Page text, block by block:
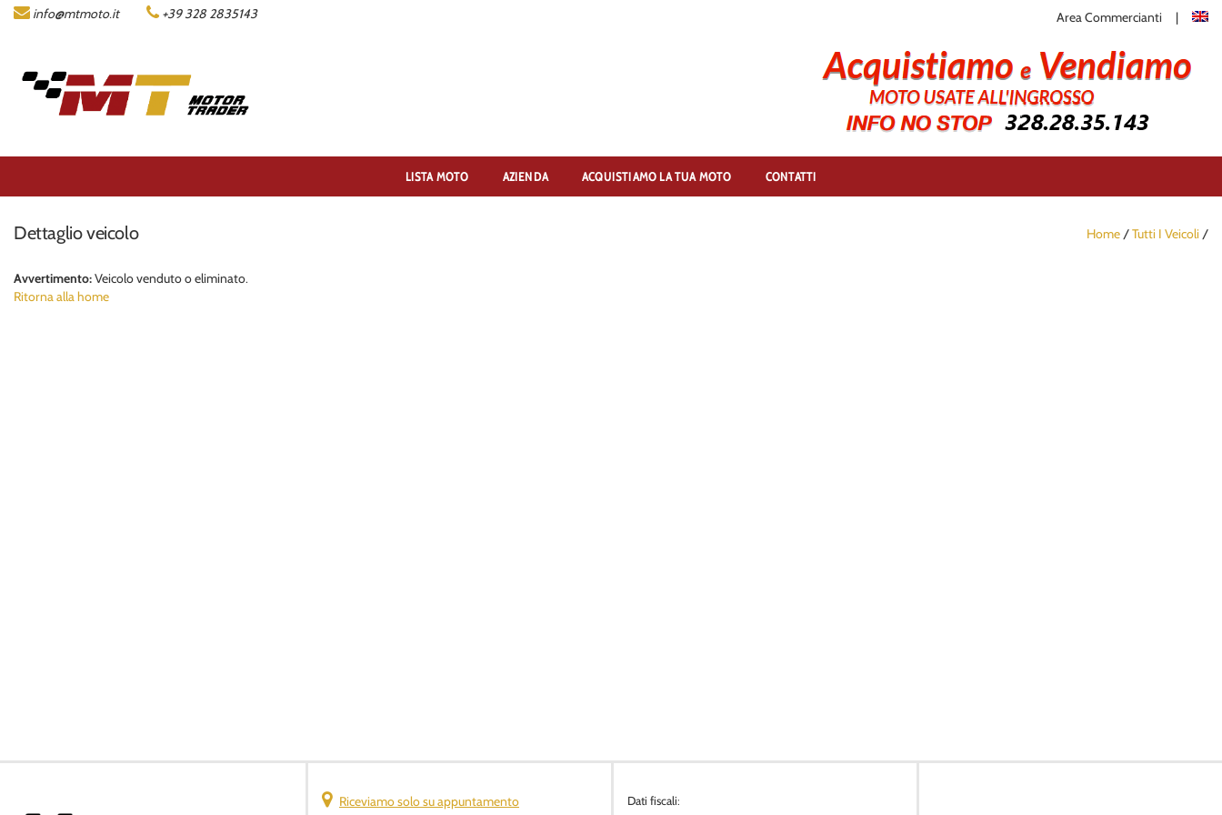
LISTA MOTO
AZIENDA
AREA COMMERCIANTI
ENGLISH
info@mtmoto.it +39 328 2835143 Area Commercianti
LISTA MOTO AZIENDA ACQUISTIAMO LA TUA MOTO CONTATTI
Dettaglio veicolo Home /Tutti I Veicoli /
Avvertimento:Veicolo venduto o eliminato.
Ritorna alla home
Riceviamo solo su appuntamento
Dati fiscali: